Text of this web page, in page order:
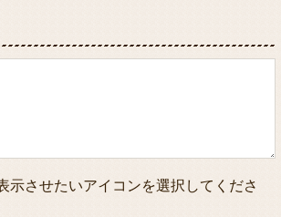
示させたいアイコンを選択してくださ